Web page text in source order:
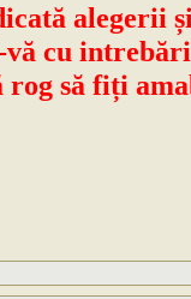
alegerii
cu
rog să fiți